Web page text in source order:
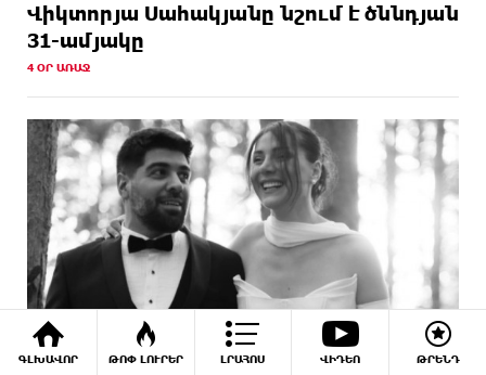
ԳԼԽԱՎՈՐ ԹՈՓ ԼՈՒՐԵՐ ԼՐԱՀՈՍ ՎԻԴԵՈ ԹՐԵՆԴ
Վիկտորյա Սահակյանը նշում է ծննդյան
31-ամյակը
4 ՕՐ ԱՌԱՋ